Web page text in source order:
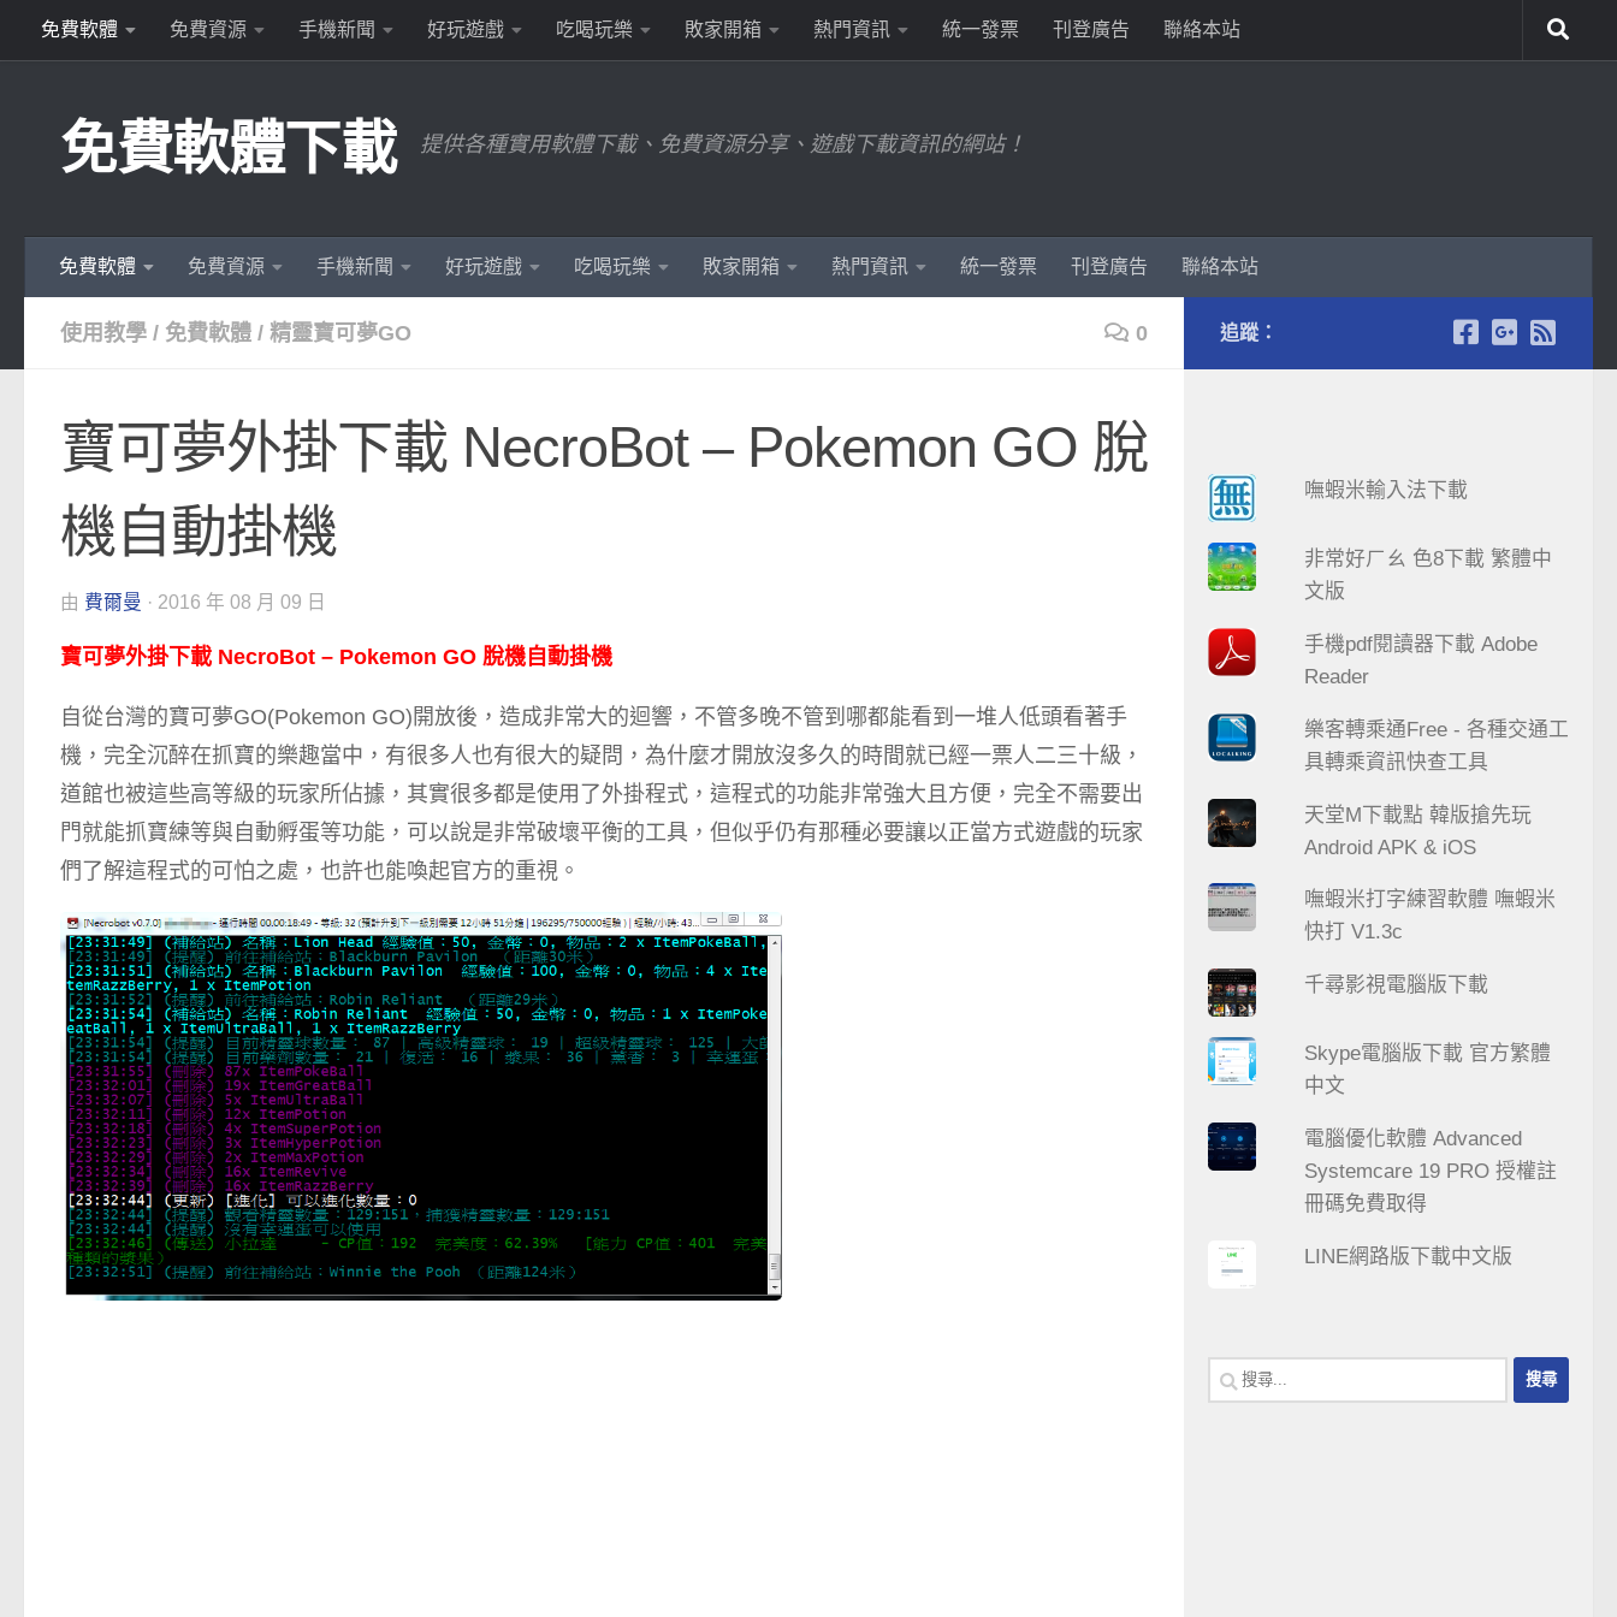
Skip to content
免費軟體 免費資源 手機新聞 好玩遊戲 吃喝玩樂 敗家開箱 熱門資訊 統一發票 刊登廣告 聯絡本站
免費軟體下載 提供各種實用軟體下載、免費資源分享、遊戲下載資訊的網站！
免費軟體 免費資源 手機新聞 好玩遊戲 吃喝玩樂 敗家開箱 熱門資訊 統一發票 刊登廣告 聯絡本站
使用教學 / 免費軟體 / 精靈寶可夢GO 0
寶可夢外掛下載 NecroBot – Pokemon GO 脫
機自動掛機
由 費爾曼 · 2016 年 08 月 09 日
寶可夢外掛下載 NecroBot – Pokemon GO 脫機自動掛機
自從台灣的寶可夢GO(Pokemon GO)開放後，造成非常大的迴響，不管多晚不管到哪都能看到一堆人低頭看著手
機，完全沉醉在抓寶的樂趣當中，有很多人也有很大的疑問，為什麼才開放沒多久的時間就已經一票人二三十級，
道館也被這些高等級的玩家所佔據，其實很多都是使用了外掛程式，這程式的功能非常強大且方便，完全不需要出
門就能抓寶練等與自動孵蛋等功能，可以說是非常破壞平衡的工具，但似乎仍有那種必要讓以正當方式遊戲的玩家
們了解這程式的可怕之處，也許也能喚起官方的重視。
追蹤：
嘸蝦米輸入法下載
非常好ㄏㄠ 色8下載 繁體中
文版
手機pdf閱讀器下載 Adobe
Reader
樂客轉乘通Free - 各種交通工
具轉乘資訊快查工具
天堂M下載點 韓版搶先玩
Android APK & iOS
嘸蝦米打字練習軟體 嘸蝦米
快打 V1.3c
千尋影視電腦版下載
Skype電腦版下載 官方繁體
中文
電腦優化軟體 Advanced
Systemcare 19 PRO 授權註
冊碼免費取得
LINE網路版下載中文版
搜
尋